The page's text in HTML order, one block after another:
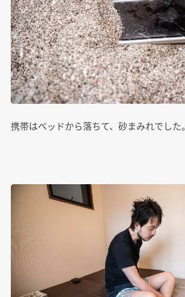
携帯はベッドから落ちて、砂まみれでした。